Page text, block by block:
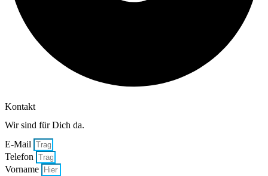
Kontakt
Wir sind für Dich da.
E-Mail
Telefon
Vorname